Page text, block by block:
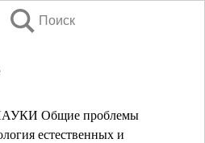
Поиск
Общие проблемы
естественных и